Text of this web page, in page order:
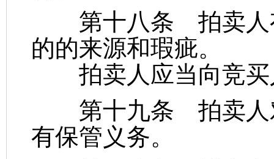
第十八条 拍卖人
的的来源和瑕疵。
拍卖人应当向竞买
第十九条 拍卖人
有保管义务。